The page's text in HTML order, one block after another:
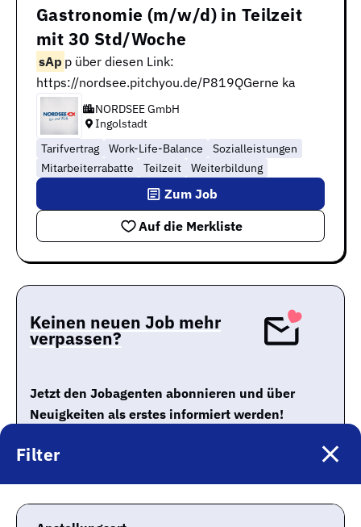
Filter
Gastronomie (m/w/d) in Teilzeit
mit 30 Std/Woche
sAp p über diesen Link:
https://nordsee.pitchyou.de/P819QGerne ka
NORDSEE GmbH
Ingolstadt
Tarifvertrag
Work-Life-Balance
Sozialleistungen
Mitarbeiterrabatte
Teilzeit Weiterbildung
Auf die Merkliste
Zum Job
Keinen neuen Job mehr
verpassen?
Jetzt den Jobagenten abonnieren und über
Neuigkeiten als erstes informiert werden!
Stellenangeboten entsprechend deiner Suche und